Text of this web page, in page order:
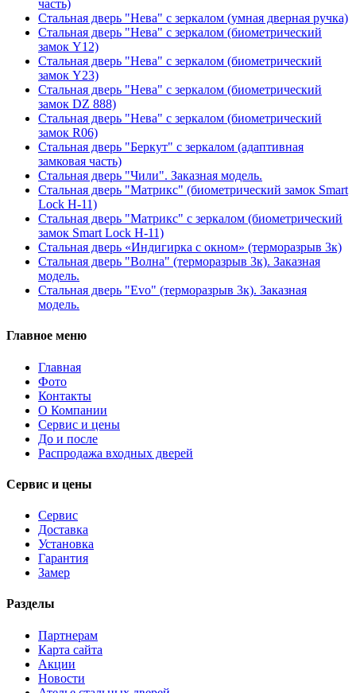
часть)
Стальная дверь "Нева" с зеркалом (умная дверная ручка)
Стальная дверь "Нева" с зеркалом (биометрический
замок Y12)
Стальная дверь "Нева" с зеркалом (биометрический
замок Y23)
Стальная дверь "Нева" с зеркалом (биометрический
замок DZ 888)
Стальная дверь "Нева" с зеркалом (биометрический
замок R06)
Стальная дверь "Беркут" с зеркалом (адаптивная
замковая часть)
Стальная дверь "Чили". Заказная модель.
Стальная дверь "Матрикс" (биометрический замок Smart
Lock H-11)
Стальная дверь "Матрикс" с зеркалом (биометрический
замок Smart Lock H-11)
Стальная дверь «Индигирка с окном» (терморазрыв 3к)
Стальная дверь "Волна" (терморазрыв 3к). Заказная
модель.
Стальная дверь "Evo" (терморазрыв 3к). Заказная
модель.
Главное меню
Главная
Фото
Контакты
О Компании
Сервис и цены
До и после
Распродажа входных дверей
Сервис и цены
Сервис
Доставка
Установка
Гарантия
Замер
Разделы
Партнерам
Карта сайта
Акции
Новости